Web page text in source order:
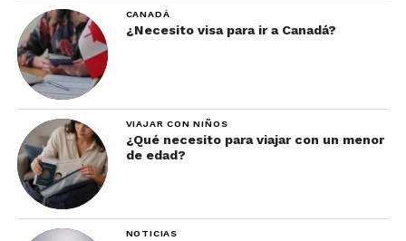
CANADÁ
¿Necesito visa para ir a Canadá?
VIAJAR CON NIÑOS
¿Qué necesito para viajar con un menor
de edad?
NOTICIAS